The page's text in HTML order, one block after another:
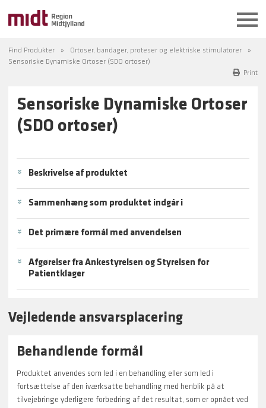
Find Produkter
Ortoser, bandager, proteser og elektriske stimulatorer
Sensoriske Dynamiske Ortoser (SDO ortoser)
Print
Sensoriske Dynamiske Ortoser
(SDO ortoser)
Beskrivelse af produktet
Sammenhæng som produktet indgår i
Det primære formål med anvendelsen
Afgørelser fra Ankestyrelsen og Styrelsen for
Patientklager
Vejledende ansvarsplacering
Behandlende formål
Produktet anvendes som led i en behandling eller som led i
fortsættelse af den iværksatte behandling med henblik på at
tilvejebringe yderligere forbedring af det resultat, som er opnået ved